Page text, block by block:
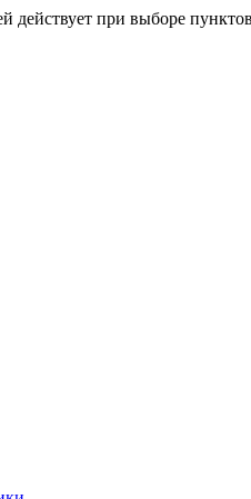
действует при выборе